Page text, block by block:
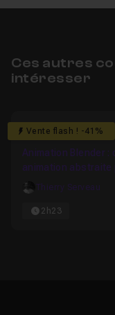
Ces autres
intéresser
Vente flash ! -41%
5
Animation Blender :
animation abstraite
motion design
Thierry Serveau
2h23